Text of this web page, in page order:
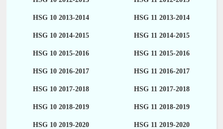
HSG 10 2013-2014 HSG 11 2013-2014
HSG 10 2014-2015 HSG 11 2014-2015
HSG 10 2015-2016 HSG 11 2015-2016
HSG 10 2016-2017 HSG 11 2016-2017
HSG 10 2017-2018 HSG 11 2017-2018
HSG 10 2018-2019 HSG 11 2018-2019
HSG 10 2019-2020 HSG 11 2019-2020